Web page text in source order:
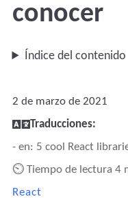
conocer
Índice del contenido
2 de marzo de 2021
Traducciones:
- en: 5 cool React
⏲ Tiempo de lectura 4
React